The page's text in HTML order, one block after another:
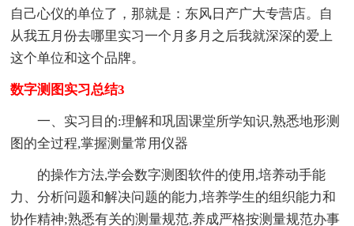
自己心仪的单位了，那就是：东风日产广大专营店。自
从我五月份去哪里实习一个月多月之后我就深深的爱上
这个单位和这个品牌。
数字测图实习总结3
一、实习目的:理解和巩固课堂所学知识,熟悉地形测
图的全过程,掌握测量常用仪器
的操作方法,学会数字测图软件的使用,培养动手能
力、分析问题和解决问题的能力,培养学生的组织能力和
协作精神;熟悉有关的测量规范,养成严格按测量规范办事